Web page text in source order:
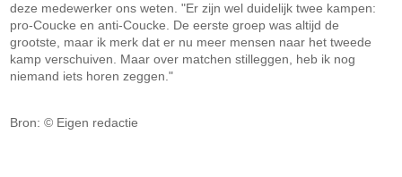
deze medewerker ons weten. "Er zijn wel duidelijk twee kampen:
pro-Coucke en anti-Coucke. De eerste groep was altijd de
grootste, maar ik merk dat er nu meer mensen naar het tweede
kamp verschuiven. Maar over matchen stilleggen, heb ik nog
niemand iets horen zeggen."
Bron: © Eigen redactie